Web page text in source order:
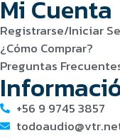
Mi Cuenta
Registrarse/Iniciar
¿Cómo Comprar?
Preguntas
+56 9 9745 3857